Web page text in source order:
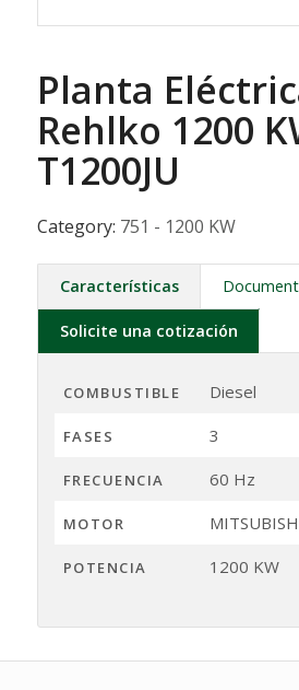
Planta
Rehlko 1200
T1200JU
Category: 751 - 1200 KW
Características
Solicite una cotización
COMBUSTIBLE Diesel
FASES 3
FRECUENCIA 60 Hz
MOTOR
POTENCIA 1200 KW